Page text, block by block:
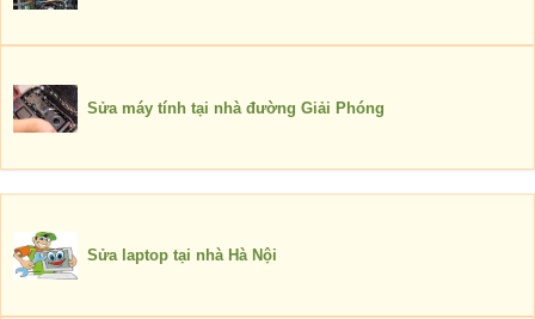
Sửa máy tính tại nhà đường Giải Phóng
Sửa laptop tại nhà Hà Nội